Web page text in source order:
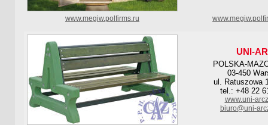
www.megiw.polfirms.ru
UNI-
POLSKA-
03-450
ul. Ratuszowa
tel.: +48 22
www.uni-
biuro@uni-